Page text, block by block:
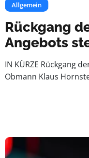
Allgemein
Rückgang
Angebots
IN KÜRZE Rückgang
Obmann Klaus